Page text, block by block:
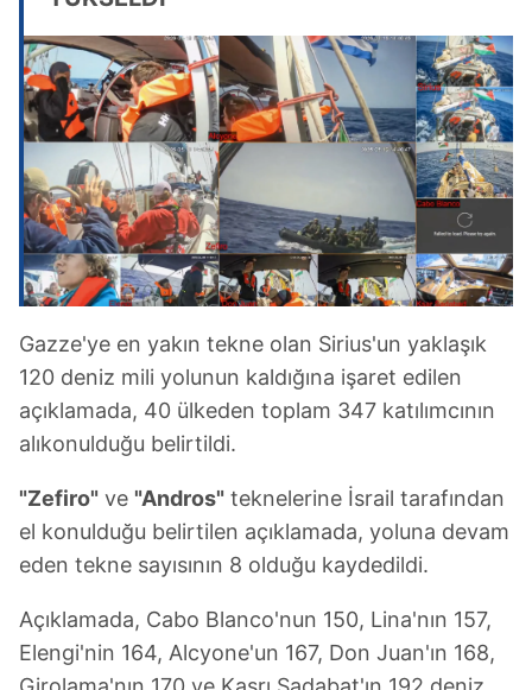
Gazze'ye en yakın tekne olan Sirius'un yaklaşık
120 deniz mili yolunun kaldığına işaret edilen
açıklamada, 40 ülkeden toplam 347 katılımcının
alıkonulduğu belirtildi.
"Zefiro" ve "Andros" teknelerine İsrail tarafından
el konulduğu belirtilen açıklamada, yoluna devam
eden tekne sayısının 8 olduğu kaydedildi.
Açıklamada, Cabo Blanco'nun 150, Lina'nın 157,
Elengi'nin 164, Alcyone'un 167, Don Juan'ın 168,